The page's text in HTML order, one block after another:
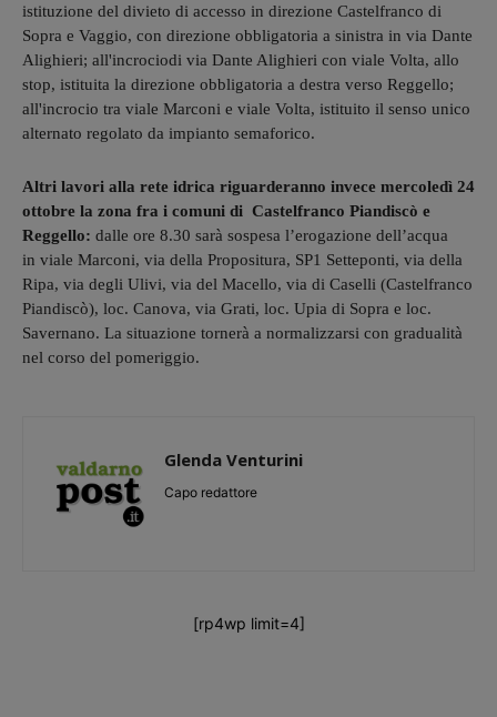
istituzione del divieto di accesso in direzione Castelfranco di
Sopra e Vaggio, con direzione obbligatoria a sinistra in via Dante
Alighieri; all'incrociodi via Dante Alighieri con viale Volta, allo
stop, istituita la direzione obbligatoria a destra verso Reggello;
all'incrocio tra viale Marconi e viale Volta, istituito il senso unico
alternato regolato da impianto semaforico.
Altri lavori alla rete idrica riguarderanno invece mercoledì 24
ottobre la zona fra i comuni di Castelfranco Piandiscò e
Reggello: dalle ore 8.30 sarà sospesa l’erogazione dell’acqua
in viale Marconi, via della Propositura, SP1 Setteponti, via della
Ripa, via degli Ulivi, via del Macello, via di Caselli (Castelfranco
Piandiscò), loc. Canova, via Grati, loc. Upia di Sopra e loc.
Savernano. La situazione tornerà a normalizzarsi con gradualità
nel corso del pomeriggio.
Glenda Venturini
Capo redattore
[rp4wp limit=4]